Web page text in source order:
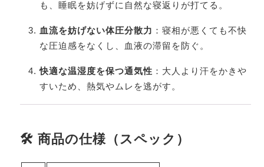
も、睡眠を妨げずに自然な寝返りが打てる。
血流を妨げない体圧分散力 ：寝相が悪くても不快
な圧迫感をなくし、血液の滞留を防ぐ。
快適な温湿度を保つ通気性 ：大人より汗をかきや
すいため、熱気やムレを逃がす。
🛠 商品の仕様（スペック）